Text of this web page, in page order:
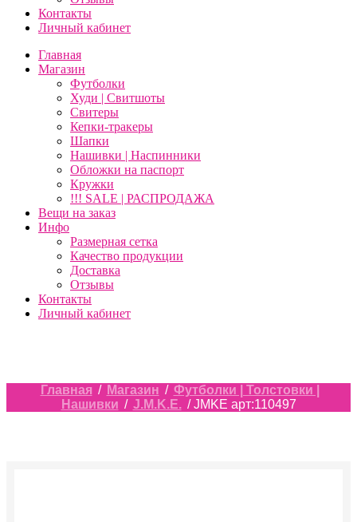
Контакты
Личный кабинет
Главная
Магазин
Футболки
Худи | Свитшоты
Свитеры
Кепки-тракеры
Шапки
Нашивки | Наспинники
Обложки на паспорт
Кружки
!!! SALE | РАСПРОДАЖА
Вещи на заказ
Инфо
Размерная сетка
Качество продукции
Доставка
Отзывы
Контакты
Личный кабинет
Главная / Магазин / Футболки | Толстовки |
Нашивки / J.M.K.E. / JMKE арт:110497